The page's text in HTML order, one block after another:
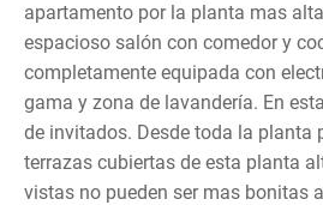
apartamento por la planta mas
espacioso salón con comedor y
completamente equipada con
gama y zona de lavandería. En
de invitados. Desde toda la planta
terrazas cubiertas de esta planta
vistas no pueden ser mas bonitas